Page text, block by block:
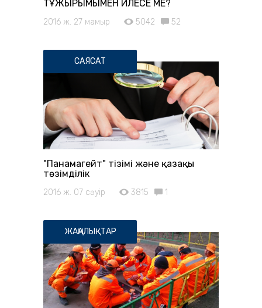
ТҰЖЫРЫМЫМЕН ҮЙЛЕСЕ МЕ?
2016 ж. 27 мамыр 5042 52
САЯСАТ
"Панамагейт" тізімі және қазақы
төзімділік
2016 ж. 07 сәуір 3815 1
ЖАҢАЛЫҚТАР